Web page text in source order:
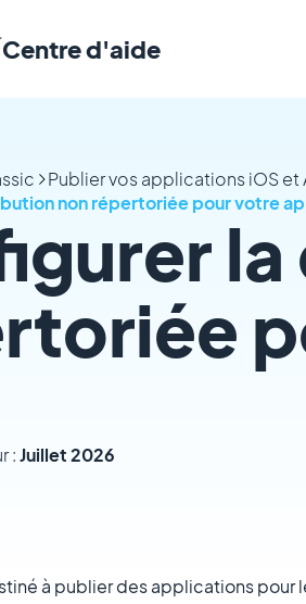
Centre d'aide
Publier vos applications iOS et
non répertoriée pour votre
:Juillet 2026
à publier des applications pour